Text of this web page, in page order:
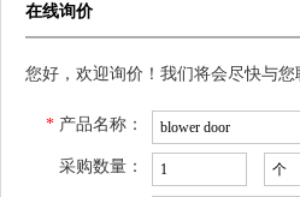
在线询价
您好，欢迎询价！我们将会尽快与您
* 产品名称：
采购数量：